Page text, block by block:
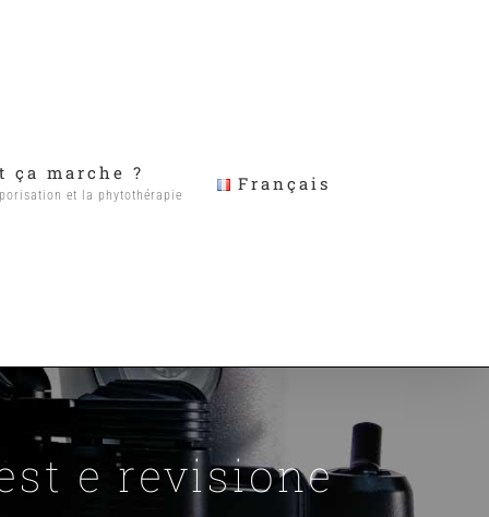
ça marche ?
et la phytothérapie
Français
e revisione